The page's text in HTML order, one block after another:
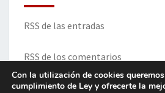
RSS de las entradas
RSS de los comentarios
Con la utilización de cookies
cumplimiento de Ley y ofrecerte la